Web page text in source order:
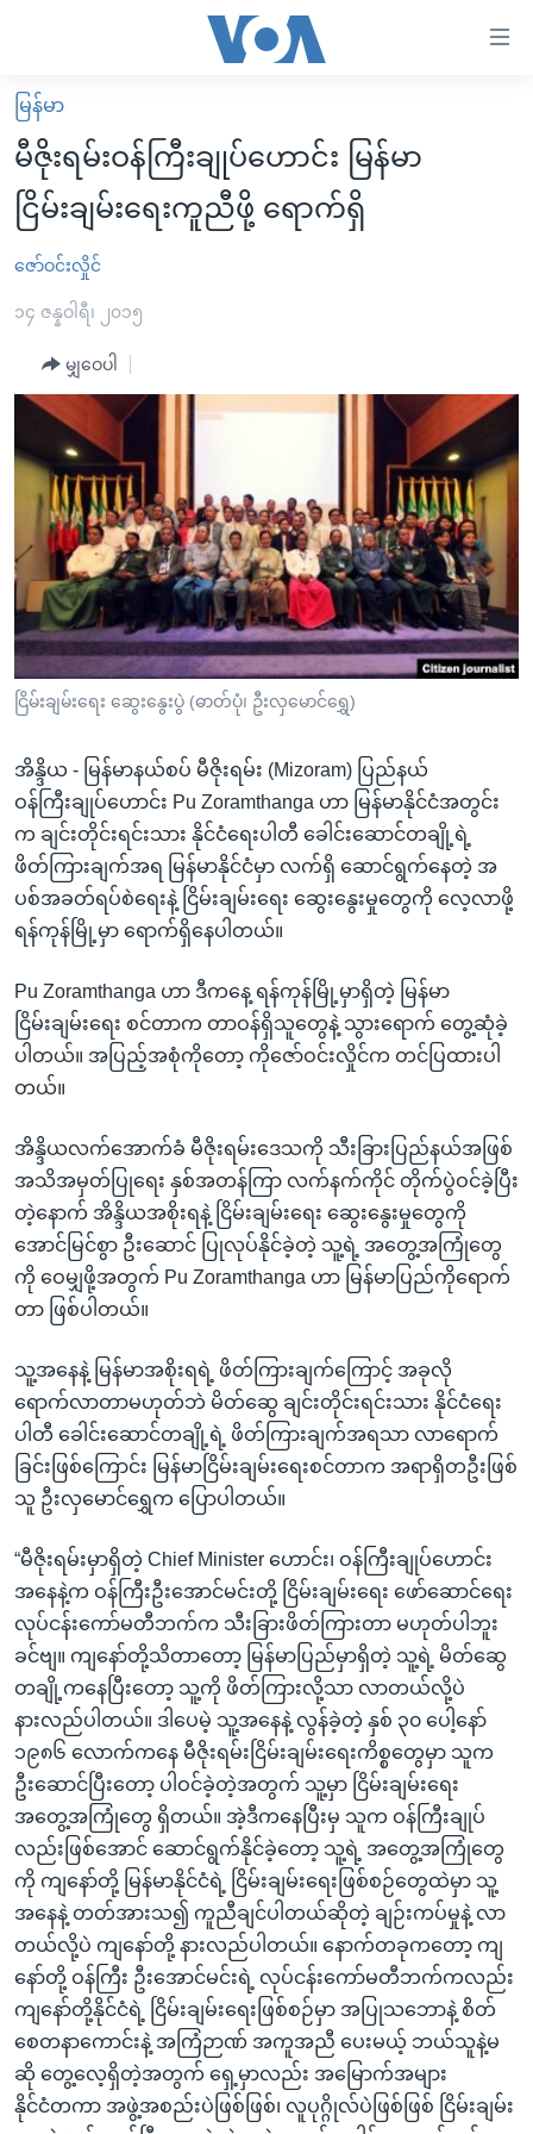
လွယ်ကူ
စေ
သည့်
Link
များ
ပင်မ
ကျော်
ညွန်း
စာမျက်နှာ
သို့
ကြည့်
ရှာဖွေ
ရန်
နေရာ
သို့
ကျော်
ရန်
မူလစာမျက်နှာ
မြန်မာ
ကမ္ဘာ့သတင်းများ
နိုင်ငံတကာ
အမေရိကန်
အစ္စရေး-ပါလက်စတိုင်း
ဗွီဒီယို
သတင်းလွတ်လပ်ခွင့်
အင်္ဂလိပ်စာလေ့လာမယ်
အမေရိကန်သုံးအီဒီယံ
မကြေးမုံရဲ့ အင်္ဂလိပ်စာ
ရုပ်ရှင်ထဲက အင်္ဂလိပ်စာ
သုတပဒေသာ အင်္ဂလိပ်စာ
အပတ်စဉ်ကဏ္ဍများ
ရေဒီယို
တီဗွီ
ရေဒီယိုနှင့်ရုပ်သံ အချက်အလက်များ
ရေဒီယို/တီဗွီအစီအစဉ်
Learning English
ဗွီအိုအေ လူမှုကွန်ယက်များ
ဘာသာစကားများ
မြန်မာ
မီဇိုးရမ်းဝန်ကြီးချုပ်ဟောင်း မြန်မာ
ငြိမ်းချမ်းရေးကူညီဖို့ ရောက်ရှိ
ဇော်ဝင်းလှိုင်
၁၄ ဇန္နဝါရီ၊ ၂၀၁၅
မျှဝေပါ
ငြိမ်းချမ်းရေး ဆွေးနွေးပွဲ (ဓာတ်ပုံ၊ ဦးလှမောင်ရွှေ)
အိန္ဒိယ - မြန်မာနယ်စပ် မီဇိုးရမ်း (Mizoram) ပြည်နယ်
ဝန်ကြီးချုပ်ဟောင်း Pu Zoramthanga ဟာ မြန်မာနိုင်ငံအတွင်း
က ချင်းတိုင်းရင်းသား နိုင်ငံရေးပါတီ ခေါင်းဆောင်တချို့ရဲ့
ဖိတ်ကြားချက်အရ မြန်မာနိုင်ငံမှာ လက်ရှိ ဆောင်ရွက်နေတဲ့ အ
ပစ်အခတ်ရပ်စဲရေးနဲ့ ငြိမ်းချမ်းရေး ဆွေးနွေးမှုတွေကို လေ့လာဖို့
ရန်ကုန်မြို့မှာ ရောက်ရှိနေပါတယ်။
Pu Zoramthanga ဟာ ဒီကနေ့ ရန်ကုန်မြို့မှာရှိတဲ့ မြန်မာ
ငြိမ်းချမ်းရေး စင်တာက တာဝန်ရှိသူတွေနဲ့ သွားရောက် တွေ့ဆုံခဲ့
ပါတယ်။ အပြည့်အစုံကိုတော့ ကိုဇော်ဝင်းလှိုင်က တင်ပြထားပါ
တယ်။
အိန္ဒိယလက်အောက်ခံ မီဇိုးရမ်းဒေသကို သီးခြားပြည်နယ်အဖြစ်
အသိအမှတ်ပြုရေး နှစ်အတန်ကြာ လက်နက်ကိုင် တိုက်ပွဲဝင်ခဲ့ပြီး
တဲ့နောက် အိန္ဒိယအစိုးရနဲ့ ငြိမ်းချမ်းရေး ဆွေးနွေးမှုတွေကို
အောင်မြင်စွာ ဦးဆောင် ပြုလုပ်နိုင်ခဲ့တဲ့ သူ့ရဲ့ အတွေ့အကြုံတွေ
ကို ဝေမျှဖို့အတွက် Pu Zoramthanga ဟာ မြန်မာပြည်ကိုရောက်
တာ ဖြစ်ပါတယ်။
သူ့အနေနဲ့ မြန်မာအစိုးရရဲ့ ဖိတ်ကြားချက်ကြောင့် အခုလို
ရောက်လာတာမဟုတ်ဘဲ မိတ်ဆွေ ချင်းတိုင်းရင်းသား နိုင်ငံရေး
ပါတီ ခေါင်းဆောင်တချို့ရဲ့ ဖိတ်ကြားချက်အရသာ လာရောက်
ခြင်းဖြစ်ကြောင်း မြန်မာငြိမ်းချမ်းရေးစင်တာက အရာရှိတဦးဖြစ်
သူ ဦးလှမောင်ရွှေက ပြောပါတယ်။
“မီဇိုးရမ်းမှာရှိတဲ့ Chief Minister ဟောင်း၊ ဝန်ကြီးချုပ်ဟောင်း
အနေနဲ့က ဝန်ကြီးဦးအောင်မင်းတို့ ငြိမ်းချမ်းရေး ဖော်ဆောင်ရေး
လုပ်ငန်းကော်မတီဘက်က သီးခြားဖိတ်ကြားတာ မဟုတ်ပါဘူး
ခင်ဗျ။ ကျနော်တို့သိတာတော့ မြန်မာပြည်မှာရှိတဲ့ သူ့ရဲ့ မိတ်ဆွေ
တချို့ကနေပြီးတော့ သူ့ကို ဖိတ်ကြားလို့သာ လာတယ်လို့ပဲ
နားလည်ပါတယ်။ ဒါပေမဲ့ သူ့အနေနဲ့ လွန်ခဲ့တဲ့ နှစ် ၃၀ ပေါ့နော်
၁၉၈၆ လောက်ကနေ မီဇိုးရမ်းငြိမ်းချမ်းရေးကိစ္စတွေမှာ သူက
ဦးဆောင်ပြီးတော့ ပါဝင်ခဲ့တဲ့အတွက် သူ့မှာ ငြိမ်းချမ်းရေး
အတွေ့အကြုံတွေ ရှိတယ်။ အဲ့ဒီကနေပြီးမှ သူက ဝန်ကြီးချုပ်
လည်းဖြစ်အောင် ဆောင်ရွက်နိုင်ခဲ့တော့ သူ့ရဲ့ အတွေ့အကြုံတွေ
ကို ကျနော်တို့ မြန်မာနိုင်ငံရဲ့ ငြိမ်းချမ်းရေးဖြစ်စဉ်တွေထဲမှာ သူ့
အနေနဲ့ တတ်အားသ၍ ကူညီချင်ပါတယ်ဆိုတဲ့ ချဉ်းကပ်မှုနဲ့ လာ
တယ်လို့ပဲ ကျနော်တို့ နားလည်ပါတယ်။ နောက်တခုကတော့ ကျ
နော်တို့ ဝန်ကြီး ဦးအောင်မင်းရဲ့ လုပ်ငန်းကော်မတီဘက်ကလည်း
ကျနော်တို့နိုင်ငံရဲ့ ငြိမ်းချမ်းရေးဖြစ်စဉ်မှာ အပြုသဘောနဲ့ စိတ်
စေတနာကောင်းနဲ့ အကြံဉာဏ် အကူအညီ ပေးမယ့် ဘယ်သူနဲ့မ
ဆို တွေ့လေ့ရှိတဲ့အတွက် ရှေ့မှာလည်း အမြောက်အများ
နိုင်ငံတကာ အဖွဲ့အစည်းပဲဖြစ်ဖြစ်၊ လူပုဂ္ဂိုလ်ပဲဖြစ်ဖြစ် ငြိမ်းချမ်း